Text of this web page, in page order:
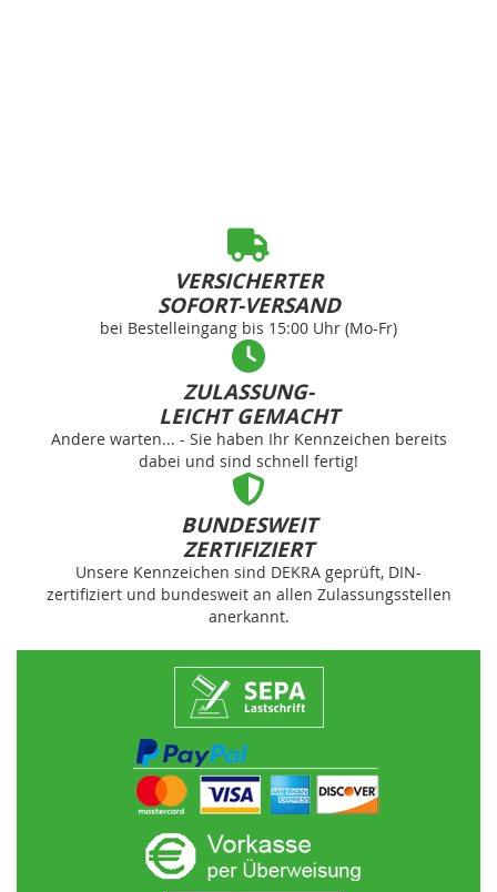
VERSICHERTER
SOFORT-VERSAND
bei Bestelleingang bis 15:00 Uhr (Mo-Fr)
ZULASSUNG-
LEICHT GEMACHT
Andere warten... - Sie haben Ihr Kennzeichen bereits
dabei und sind schnell fertig!
BUNDESWEIT
ZERTIFIZIERT
Unsere Kennzeichen sind DEKRA geprüft, DIN-
zertifiziert und bundesweit an allen Zulassungsstellen
anerkannt.